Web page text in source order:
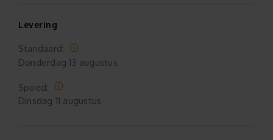
Levering
Standaard:
Donderdag 13 augustus
Spoed:
Dinsdag 11 augustus